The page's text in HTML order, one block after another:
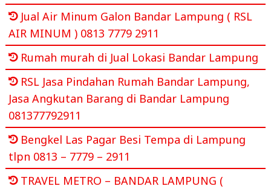
Jual Air Minum Galon Bandar Lampung ( RSL
AIR MINUM ) 0813 7779 2911
Rumah murah di Jual Lokasi Bandar Lampung
RSL Jasa Pindahan Rumah Bandar Lampung,
Jasa Angkutan Barang di Bandar Lampung
081377792911
Bengkel Las Pagar Besi Tempa di Lampung
tlpn 0813 – 7779 – 2911
TRAVEL METRO – BANDAR LAMPUNG (